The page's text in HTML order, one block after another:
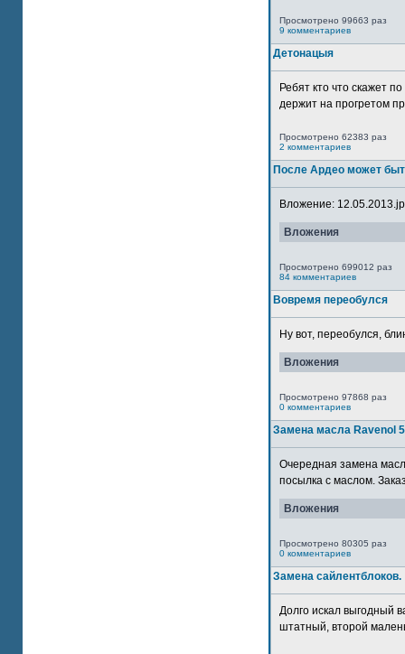
Просмотрено 99663 раз
9 комментариев
Детонацыя
Ребят кто что скажет
держит на прогретом
Просмотрено 62383 раз
2 комментариев
После Ардео может
Вложение:
Вложения
Просмотрено 699012 раз
84 комментариев
Вовремя переобулся
Ну вот, переобулся,
Вложения
Просмотрено 97868 раз
0 комментариев
Замена масла Ravenol
Очередная замена
посылка с маслом.
Вложения
Просмотрено 80305 раз
0 комментариев
Замена сайлентблоков.
Долго искал выгодный
штатный, второй